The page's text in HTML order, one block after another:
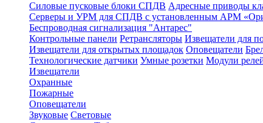
Силовые пусковые блоки СПДВ Адресные приводы
Серверы и УРМ для СПДВ с установленным АРМ
Беспроводная сигнализация "Антарес"
Контрольные панели Ретрансляторы Извещатели для
Извещатели для открытых площадок Оповещатели
Технологические датчики Умные розетки Модули
Извещатели
Охранные
Пожарные
Оповещатели
Звуковые Световые